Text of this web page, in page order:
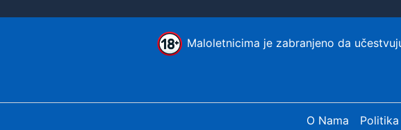
Maloletnicima je zabranjeno da
O Nama